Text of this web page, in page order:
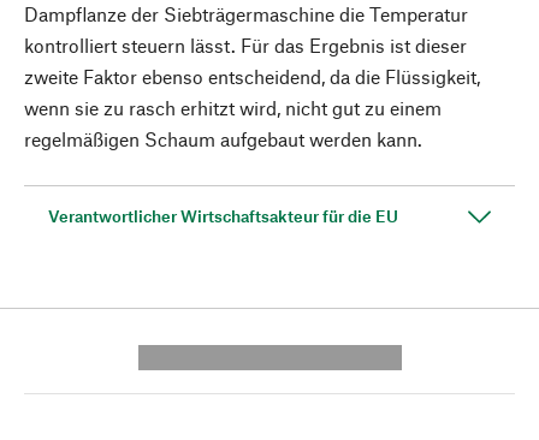
Dampflanze der Siebträgermaschine die Temperatur
kontrolliert steuern lässt. Für das Ergebnis ist dieser
zweite Faktor ebenso entscheidend, da die Flüssigkeit,
wenn sie zu rasch erhitzt wird, nicht gut zu einem
regelmäßigen Schaum aufgebaut werden kann.
Verantwortlicher Wirtschaftsakteur für die EU